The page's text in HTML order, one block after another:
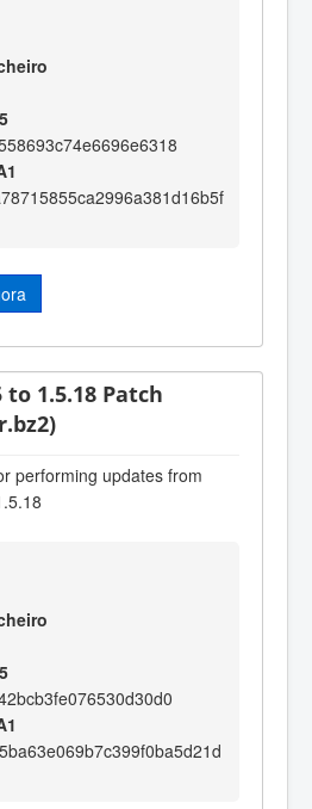
to 1.5.18 Patch
performing updates from